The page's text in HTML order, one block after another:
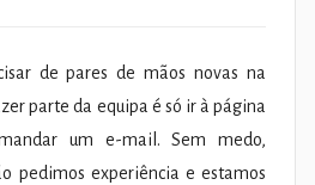
de pares de mãos novas na
parte da equipa é só ir à página
um e-mail. Sem medo,
pedimos experiência e estamos